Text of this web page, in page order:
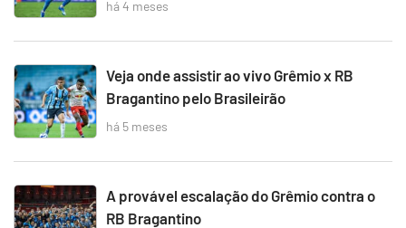
há 4 meses
Veja onde assistir ao vivo Grêmio x RB
Bragantino pelo Brasileirão
há 5 meses
A provável escalação do Grêmio contra o
RB Bragantino